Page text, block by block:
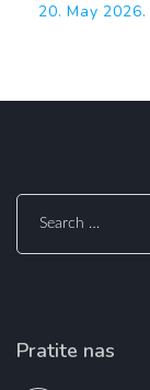
20. May 2026.
Search
for:
Pratite nas